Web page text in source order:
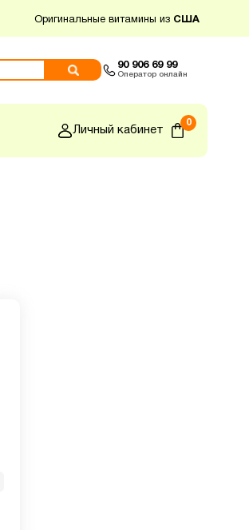
Оригинальные витамины из США
90 906 69 99
Оператор онлайн
Личный кабинет
0